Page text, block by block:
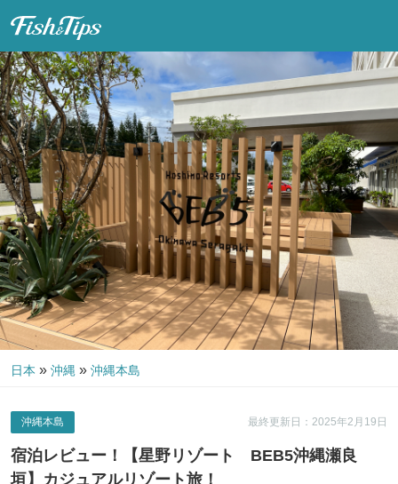
日本 » 沖縄 » 沖縄本島
最終更新日：2025年2月19日
沖縄本島
宿泊レビュー！【星野リゾート BEB5沖縄瀬良
垣】カジュアルリゾート旅！